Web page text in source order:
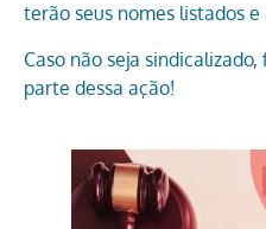
terão seus nomes listados e
Caso não seja
parte dessa ação!